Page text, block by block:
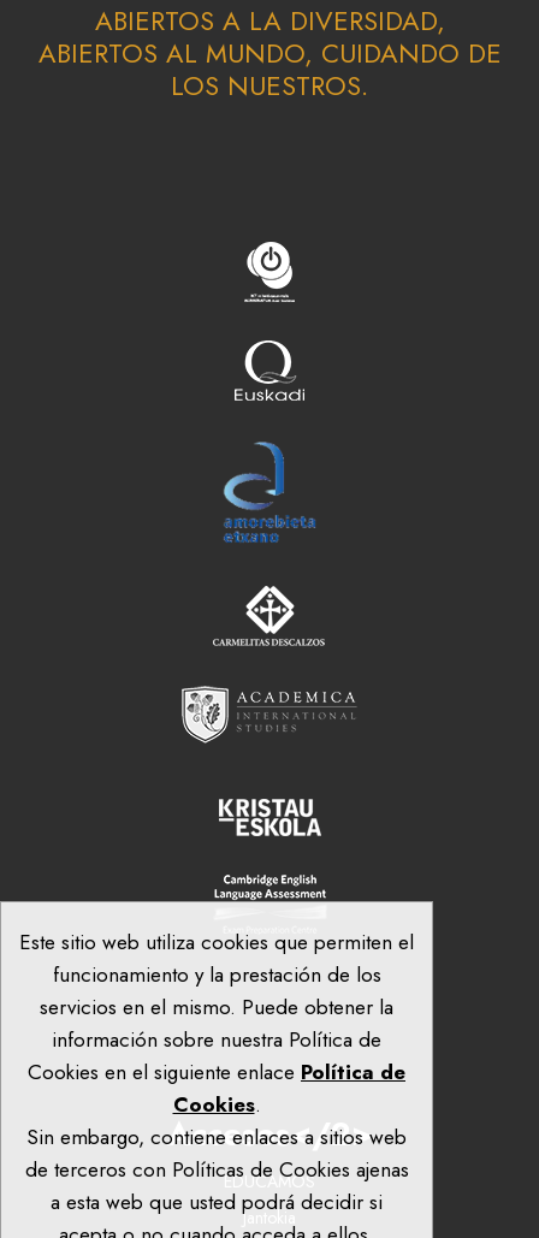
ABIERTOS A LA DIVERSIDAD,
ABIERTOS AL MUNDO, CUIDANDO DE
LOS NUESTROS.
Accesos</2>
EDUCAMOS
Jantokia
Este sitio web utiliza cookies que permiten el
funcionamiento y la prestación de los
servicios en el mismo. Puede obtener la
información sobre nuestra Política de
Cookies en el siguiente enlace Política de
Cookies.
Sin embargo, contiene enlaces a sitios web
de terceros con Políticas de Cookies ajenas
a esta web que usted podrá decidir si